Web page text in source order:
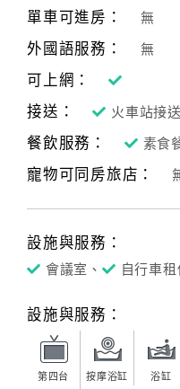
單車可進房： 無
外國語服務： 無
可上網：
接送：
火車站接
餐飲服務： 素食
寵物可同房旅店：
設施與服務：
會議室、 自行車租
設施與服務：
第四台 按摩浴缸 浴缸